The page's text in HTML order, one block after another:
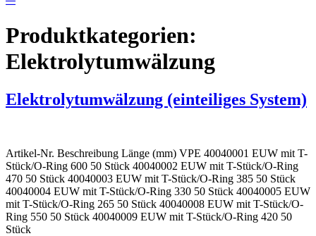
Produktkategorien:
Elektrolytumwälzung
Elektrolytumwälzung (einteiliges System)
Artikel-Nr. Beschreibung Länge (mm) VPE 40040001 EUW mit T-
Stück/O-Ring 600 50 Stück 40040002 EUW mit T-Stück/O-Ring
470 50 Stück 40040003 EUW mit T-Stück/O-Ring 385 50 Stück
40040004 EUW mit T-Stück/O-Ring 330 50 Stück 40040005 EUW
mit T-Stück/O-Ring 265 50 Stück 40040008 EUW mit T-Stück/O-
Ring 550 50 Stück 40040009 EUW mit T-Stück/O-Ring 420 50
Stück